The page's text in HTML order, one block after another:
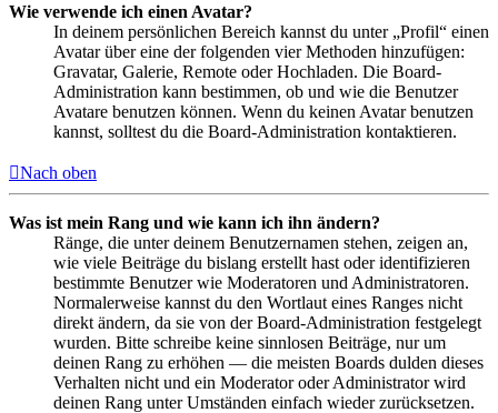
Wie verwende ich einen Avatar?
In deinem persönlichen Bereich kannst du unter „Profil“ einen
Avatar über eine der folgenden vier Methoden hinzufügen:
Gravatar, Galerie, Remote oder Hochladen. Die Board-
Administration kann bestimmen, ob und wie die Benutzer
Avatare benutzen können. Wenn du keinen Avatar benutzen
kannst, solltest du die Board-Administration kontaktieren.
Nach oben
Was ist mein Rang und wie kann ich ihn ändern?
Ränge, die unter deinem Benutzernamen stehen, zeigen an,
wie viele Beiträge du bislang erstellt hast oder identifizieren
bestimmte Benutzer wie Moderatoren und Administratoren.
Normalerweise kannst du den Wortlaut eines Ranges nicht
direkt ändern, da sie von der Board-Administration festgelegt
wurden. Bitte schreibe keine sinnlosen Beiträge, nur um
deinen Rang zu erhöhen — die meisten Boards dulden dieses
Verhalten nicht und ein Moderator oder Administrator wird
deinen Rang unter Umständen einfach wieder zurücksetzen.